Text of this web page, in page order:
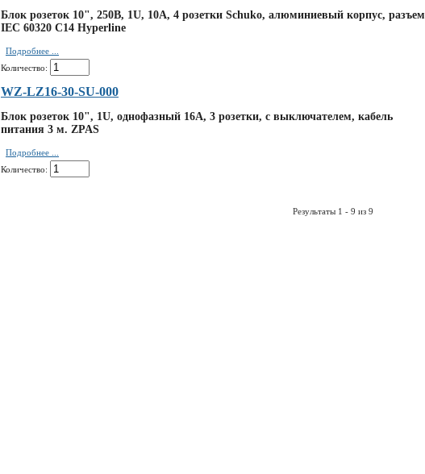
Блок розеток 10", 250В, 1U, 10А, 4 розетки Schuko, алюминиевый корпус, разъем
IEC 60320 C14 Hyperline
Подробнее ...
Количество:
WZ-LZ16-30-SU-000
Блок розеток 10", 1U, однофазный 16А, 3 розетки, с выключателем, кабель
питания 3 м. ZPAS
Подробнее ...
Количество:
Результаты 1 - 9 из 9